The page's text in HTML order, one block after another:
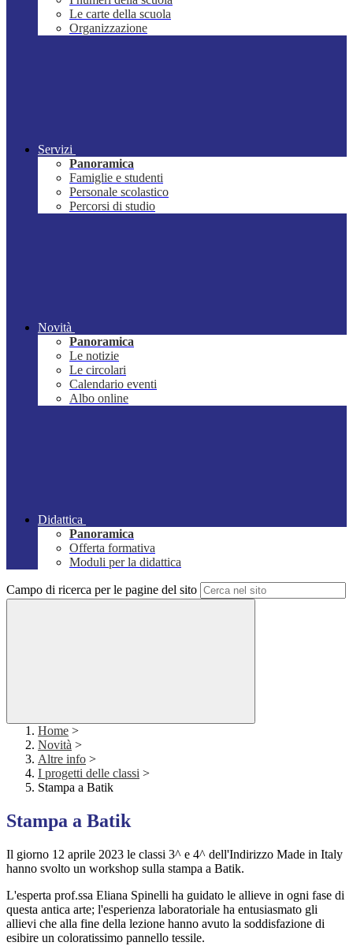
Le carte della scuola
Organizzazione
Servizi
Panoramica
Famiglie e studenti
Personale scolastico
Percorsi di studio
Novità
Panoramica
Le notizie
Le circolari
Calendario eventi
Albo online
Didattica
Panoramica
Offerta formativa
Moduli per la didattica
Campo di ricerca per le pagine del sito
Home >
Novità >
Altre info >
I progetti delle classi >
Stampa a Batik
Stampa a Batik
Il giorno 12 aprile 2023 le classi 3^ e 4^ dell'Indirizzo Made in Italy
hanno svolto un workshop sulla stampa a Batik.
L'esperta prof.ssa Eliana Spinelli ha guidato le allieve in ogni fase di
questa antica arte; l'esperienza laboratoriale ha entusiasmato gli
allievi che alla fine della lezione hanno avuto la soddisfazione di
esibire un coloratissimo pannello tessile.